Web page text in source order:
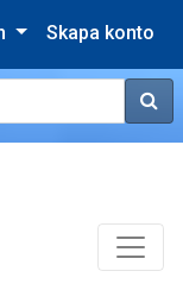
Skapa konto
Sök